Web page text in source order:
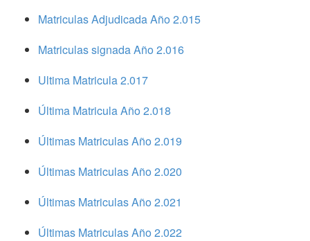
Matriculas Adjudicada Año 2.015
Matriculas signada Año 2.016
Ultima Matricula 2.017
Última Matricula Año 2.018
Últimas Matriculas Año 2.019
Últimas Matriculas Año 2.020
Últimas Matriculas Año 2.021
Últimas Matriculas Año 2.022